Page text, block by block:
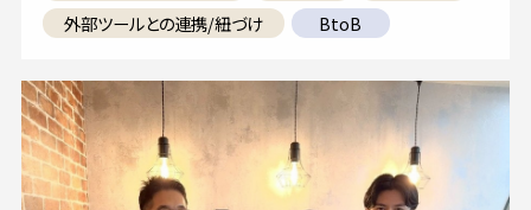
外部ツールとの連携/紐づけ
BtoB